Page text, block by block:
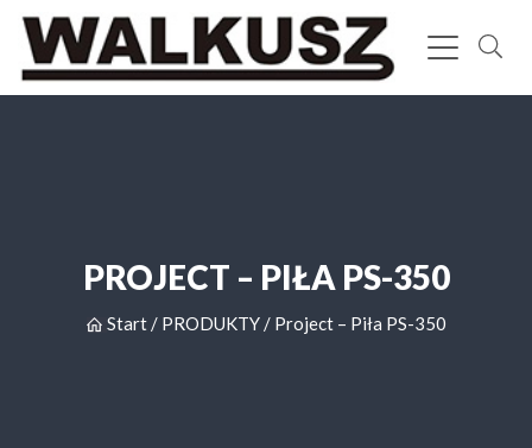
PROJECT – PIŁA PS-350
Start / PRODUKTY / Project – Piła PS-350